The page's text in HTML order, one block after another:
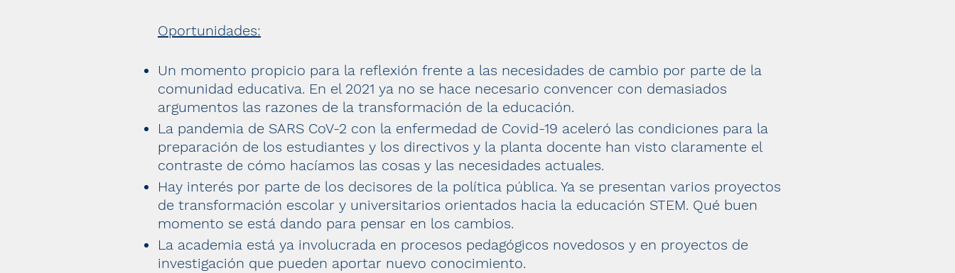
Oportunidades:
Un momento propicio para la reflexión frente a las necesidades de cambio por parte de la
comunidad educativa. En el 2021 ya no se hace necesario convencer con demasiados
argumentos las razones de la transformación de la educación.
La pandemia de SARS CoV-2 con la enfermedad de Covid-19 aceleró las condiciones para la
preparación de los estudiantes y los directivos y la planta docente han visto claramente el
contraste de cómo hacíamos las cosas y las necesidades actuales.
Hay interés por parte de los decisores de la política pública. Ya se presentan varios proyectos
de transformación escolar y universitarios orientados hacia la educación STEM. Qué buen
momento se está dando para pensar en los cambios.
La academia está ya involucrada en procesos pedagógicos novedosos y en proyectos de
investigación que pueden aportar nuevo conocimiento.